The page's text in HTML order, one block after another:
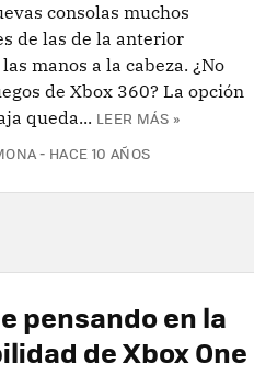
consolas muchos
de las de la anterior
manos a la cabeza. ¿No
de Xbox 360? La opción
queda... LEER MÁS »
HACE 10 AÑOS
pensando en la
de Xbox One